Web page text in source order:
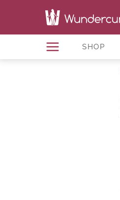
SHOP